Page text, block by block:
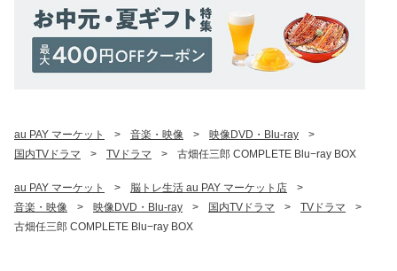
au PAY マーケット > 音楽・映像 > 映像DVD・Blu-ray
>
国内TVドラマ
> TVドラマ > 古畑任三郎 COMPLETE Blu−ray BOX
au PAY マーケット > 脳トレ生活 au PAY マーケット店
>
音楽・映像
> 映像DVD・Blu-ray > 国内TVドラマ > TVドラマ
>
古畑任三郎 COMPLETE Blu−ray BOX